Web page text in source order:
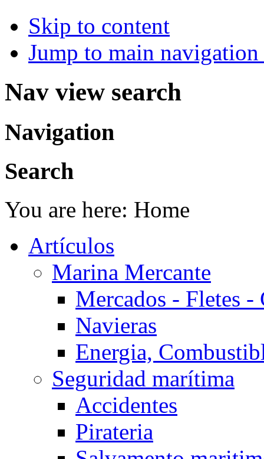
Skip to content
Jump to main
Nav view search
Navigation
Search
You are here: Home
Artículos
Marina Mercante
Mercados - Fletes -
Navieras
Energia,
Seguridad marítima
Accidentes
Pirateria